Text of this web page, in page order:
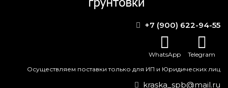
краска?
+7 (900) 622-94-55
WhatsApp
Telegram
Осуществляем поставки только для ИП и Юридических лиц
kraska_spb@mail.ru